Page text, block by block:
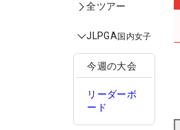
全ツアー
JLPGA国内女子
今週の大会
リーダーボ
ード